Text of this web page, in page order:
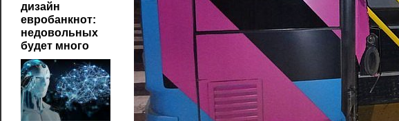
дизайн
евробанкнот:
недовольных
будет много